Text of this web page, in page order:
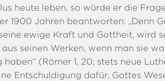
heute leben, so würde er die
1900 Jahren beantworten: „Denn
ewige Kraft und Gottheit, wird
seinen Werken, wenn man sie
(Römer 1, 20; stets neue
Entschuldigung dafür, Gottes